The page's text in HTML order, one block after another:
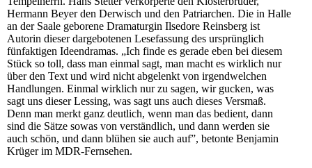
Hermann Beyer den Derwisch und den Patriarchen. Die in Halle
an der Saale geborene Dramaturgin Ilsedore Reinsberg ist
Autorin dieser dargebotenen Lesefassung des ursprünglich
fünfaktigen Ideendramas. „Ich finde es gerade eben bei diesem
Stück so toll, dass man einmal sagt, man macht es wirklich nur
über den Text und wird nicht abgelenkt von irgendwelchen
Handlungen. Einmal wirklich nur zu sagen, wir gucken, was
sagt uns dieser Lessing, was sagt uns auch dieses Versmaß.
Denn man merkt ganz deutlich, wenn man das bedient, dann
sind die Sätze sowas von verständlich, und dann werden sie
auch schön, und dann blühen sie auch auf”, betonte Benjamin
Krüger im MDR-Fernsehen.